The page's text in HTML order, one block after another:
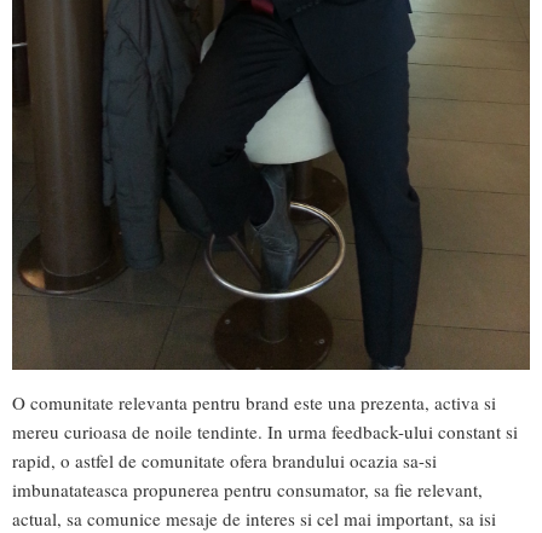
O comunitate relevanta pentru brand este una prezenta, activa si
mereu curioasa de noile tendinte. In urma feedback-ului constant si
rapid, o astfel de comunitate ofera brandului ocazia sa-si
imbunatateasca propunerea pentru consumator, sa fie relevant,
actual, sa comunice mesaje de interes si cel mai important, sa isi